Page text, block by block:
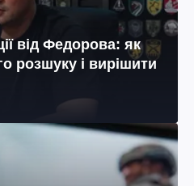
від Федорова: як
розшуку і вирішити